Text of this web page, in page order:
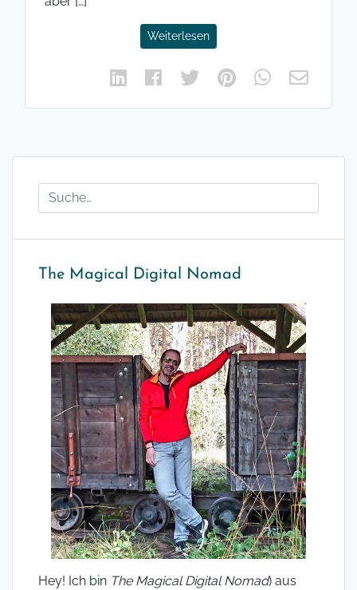
Weiterlesen
The Magical Digital Nomad
Hey! Ich bin The Magical Digital Nomad) aus